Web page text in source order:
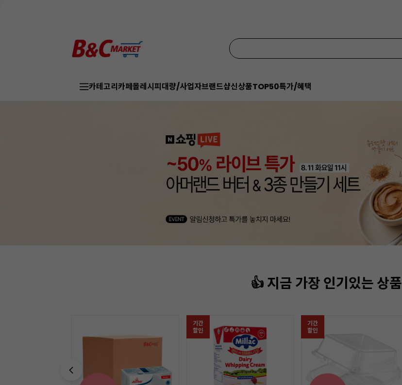
카테고리카페몰레시피대량/사업자브랜드샵신상품TOP50특가/혜택
👍 지금 가장 인기있는 상품
기간
할인
기간
할인